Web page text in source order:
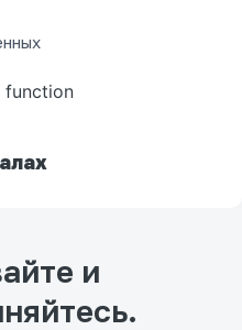
function
и